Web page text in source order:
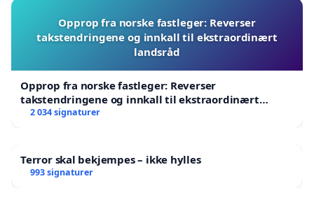
Opprop fra norske fastleger: Reverser
takstendringene og innkall til ekstraordinært
landsråd
Opprop fra norske fastleger: Reverser
takstendringene og innkall til ekstraordinært
landsråd
2 034 signaturer
Terror skal bekjempes – ikke hylles
993 signaturer